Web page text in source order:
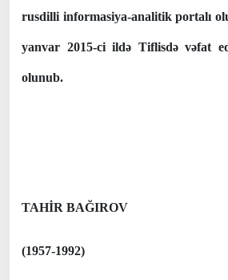
rusdilli informasiya-analitik portalı
yanvar 2015-ci ildə Tiflisdə vəfat
olunub.
TAHİR BAĞIROV
(1957-1992)